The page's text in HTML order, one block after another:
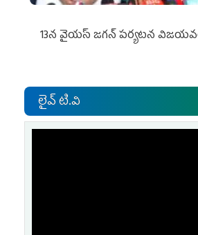
13న వైయస్‌ జగన్‌ పర్యటన
లైవ్ టి.వి